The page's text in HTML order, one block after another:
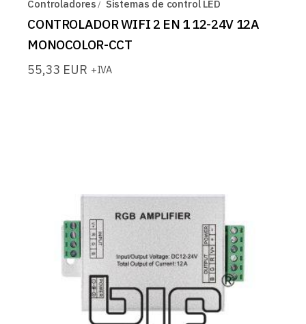
Controladores Sistemas de control LED
CONTROLADOR WIFI 2 EN 1 12-24V 12A
MONOCOLOR-CCT
55,33 EUR +IVA